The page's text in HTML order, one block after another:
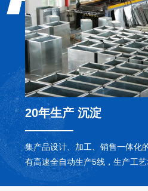
20年生产 沉淀
集产品设计、加工、销售一体化
有高速全自动生产5线，生产工